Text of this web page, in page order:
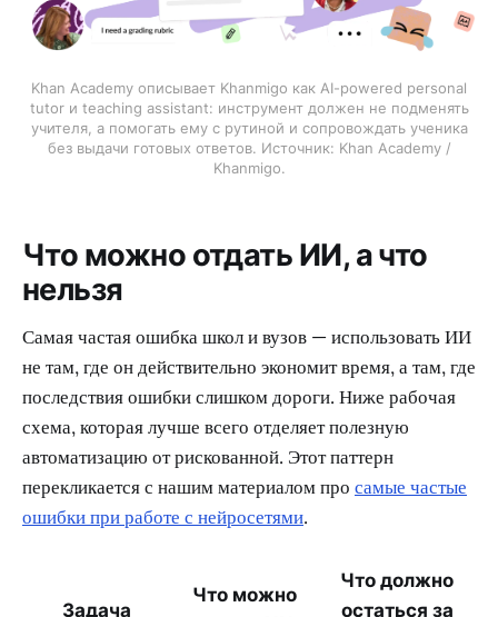
Khan Academy описывает Khanmigo как AI-powered personal
tutor и teaching assistant: инструмент должен не подменять
учителя, а помогать ему с рутиной и сопровождать ученика
без выдачи готовых ответов. Источник: Khan Academy /
Khanmigo.
Что можно отдать ИИ, а что
нельзя
Самая частая ошибка школ и вузов — использовать ИИ
не там, где он действительно экономит время, а там, где
последствия ошибки слишком дороги. Ниже рабочая
схема, которая лучше всего отделяет полезную
автоматизацию от рискованной. Этот паттерн
перекликается с нашим материалом про самые частые
ошибки при работе с нейросетями.
Задача
Что можно
Что должно
остаться за